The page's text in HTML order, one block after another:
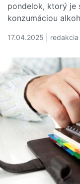
pondelok, ktorý je
konzumáciou
17.04.2025 | redakcia